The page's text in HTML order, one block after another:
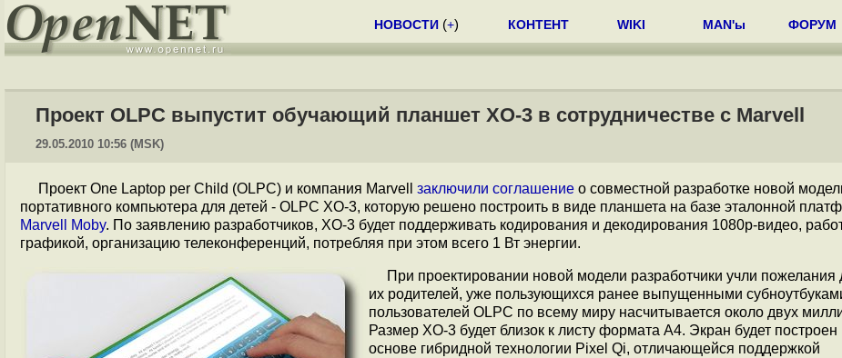
НОВОСТИ (+) КОНТЕНТ WIKI MAN'ы ФОРУМ
Проект OLPC выпустит обучающий планшет XO-3 в сотрудничестве с Marvell
29.05.2010 10:56 (MSK)
Проект One Laptop per Child (OLPC) и компания Marvell заключили соглашение о совместной разработке новой
портативного компьютера для детей - OLPC XO-3, которую решено построить в виде планшета на базе эталонной
Marvell Moby. По заявлению разработчиков, XO-3 будет поддерживать кодирования и декодирования 1080p-видео,
графикой, организацию телеконференций, потребляя при этом всего 1 Вт энергии.
При проектировании новой модели разработчики учли пожелания
их родителей, уже пользующихся ранее выпущенными
пользователей OLPC по всему миру насчитывается около двух
Размер XO-3 будет близок к листу формата A4. Экран будет построен
основе гибридной технологии Pixel Qi, отличающейся поддержкой